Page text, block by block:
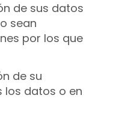
de sus datos
sean
por los que
de su
datos o en